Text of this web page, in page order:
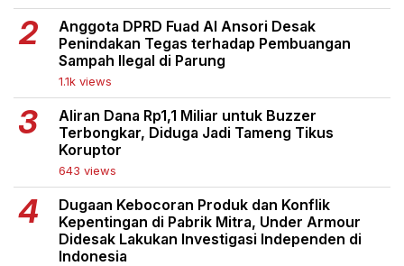
Anggota DPRD Fuad Al Ansori Desak
Penindakan Tegas terhadap Pembuangan
Sampah Ilegal di Parung
1.1k views
Aliran Dana Rp1,1 Miliar untuk Buzzer
Terbongkar, Diduga Jadi Tameng Tikus
Koruptor
643 views
Dugaan Kebocoran Produk dan Konflik
Kepentingan di Pabrik Mitra, Under Armour
Didesak Lakukan Investigasi Independen di
Indonesia